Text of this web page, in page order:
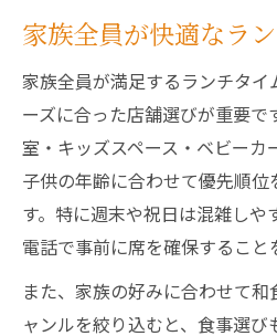
家族全員が快適なラ
家族全員が満足するランチタ
ーズに合った店舗選びが重要で
室・キッズスペース・ベビーカ
子供の年齢に合わせて優先順
す。特に週末や祝日は混雑しや
電話で事前に席を確保すること
また、家族の好みに合わせて
ャンルを絞り込むと、食事選び